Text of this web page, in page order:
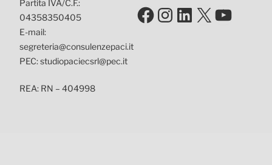
Partita IVA/C.F.:
04358350405
E-mail:
segreteria@consulenzepaci.it
PEC: studiopaciecsrl@pec.it
REA: RN – 404998
Facebook
Instagram
LinkedIn
X